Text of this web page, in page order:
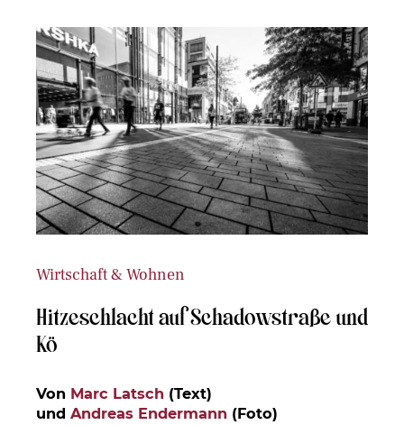
Wirtschaft & Wohnen
Hitzeschlacht auf Schadowstraße und
Kö
Von Marc Latsch (Text)
und Andreas Endermann (Foto)